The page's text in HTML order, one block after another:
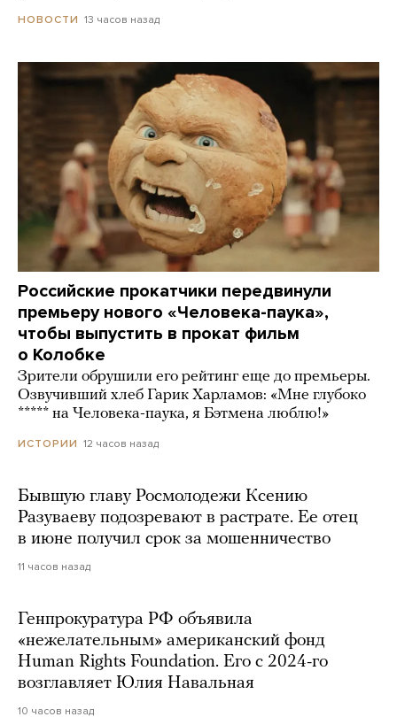
НОВОСТИ 13 часов назад
Российские прокатчики передвинули
премьеру нового «Человека-паука»,
чтобы выпустить в прокат фильм
о Колобке
Зрители обрушили его рейтинг еще до премьеры.
Озвучивший хлеб Гарик Харламов: «Мне глубоко
***** на Человека-паука, я Бэтмена люблю!»
ИСТОРИИ 12 часов назад
Бывшую главу Росмолодежи Ксению
Разуваеву подозревают в растрате. Ее отец
в июне получил срок за мошенничество
11 часов назад
Генпрокуратура РФ объявила
«нежелательным» американский фонд
Human Rights Foundation. Его с 2024-го
возглавляет Юлия Навальная
10 часов назад